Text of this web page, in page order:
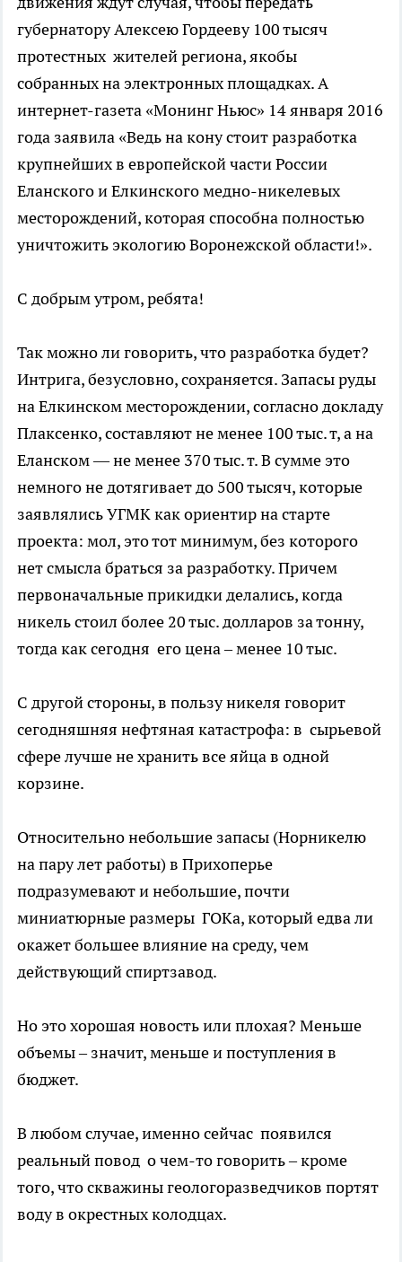
губернатору Алексею Гордееву 100 тысяч
протестных жителей региона, якобы
собранных на электронных площадках. А
интернет-газета «Монинг Ньюс» 14 января 2016
года заявила «Ведь на кону стоит разработка
крупнейших в европейской части России
Еланского и Елкинского медно-никелевых
месторождений, которая способна полностью
уничтожить экологию Воронежской области!».
С добрым утром, ребята!
Так можно ли говорить, что разработка будет?
Интрига, безусловно, сохраняется. Запасы руды
на Елкинском месторождении, согласно докладу
Плаксенко, составляют не менее 100 тыс. т, а на
Еланском — не менее 370 тыс. т. В сумме это
немного не дотягивает до 500 тысяч, которые
заявлялись УГМК как ориентир на старте
проекта: мол, это тот минимум, без которого
нет смысла браться за разработку. Причем
первоначальные прикидки делались, когда
никель стоил более 20 тыс. долларов за тонну,
тогда как сегодня его цена – менее 10 тыс.
С другой стороны, в пользу никеля говорит
сегодняшняя нефтяная катастрофа: в сырьевой
сфере лучше не хранить все яйца в одной
корзине.
Относительно небольшие запасы (Норникелю
на пару лет работы) в Прихоперье
подразумевают и небольшие, почти
миниатюрные размеры ГОКа, который едва ли
окажет большее влияние на среду, чем
действующий спиртзавод.
Но это хорошая новость или плохая? Меньше
объемы – значит, меньше и поступления в
бюджет.
В любом случае, именно сейчас появился
реальный повод о чем-то говорить – кроме
того, что скважины геологоразведчиков портят
воду в окрестных колодцах.